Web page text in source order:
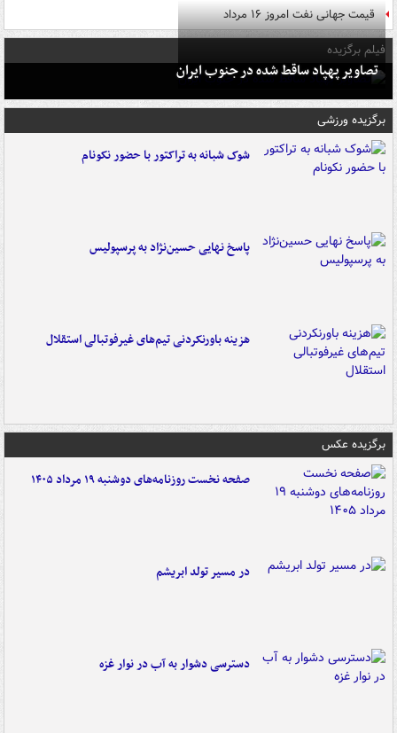
قیمت جهانی نفت امروز ۱۶ مرداد
فیلم برگزیده
تصاویر پهپاد ساقط شده در جنوب ایران
برگزیده ورزشی
شوک شبانه به تراکتور با حضور نکونام
پاسخ نهایی حسین‌نژاد به پرسپولیس
هزینه باورنکردنی تیم‌های غیرفوتبالی استقلال
برگزیده عکس
صفحه نخست روزنامه‌های دوشنبه ۱۹ مرداد ۱۴۰۵
در مسیر تولد ابریشم
دسترسی دشوار به آب در نوار غزه